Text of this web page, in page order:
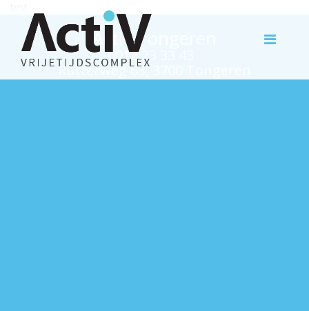
Activ Tongeren
012 23 33 43
Rutterweg 63, 3700 Tongeren